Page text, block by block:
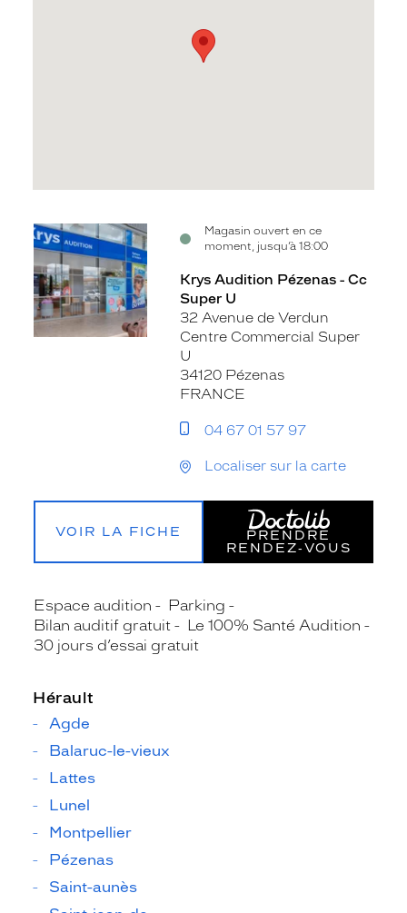
Magasin ouvert en ce
moment, jusqu’à 18:00
Voir
la
fiche
Krys Audition Pézenas - Cc
Super U
32 Avenue de Verdun
Centre Commercial Super
U
34120 Pézenas
FRANCE
04 67 01 57 97
Localiser sur la carte
VOIR LA FICHE
PRENDRE
RENDEZ‑VOUS
Espace audition
Parking
Bilan auditif gratuit
Le 100% Santé Audition
30 jours d’essai gratuit
Hérault
Agde
Balaruc-le-vieux
Lattes
Lunel
Montpellier
Pézenas
Saint-aunès